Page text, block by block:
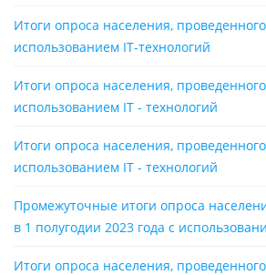
Итоги опроса населения,
использованием IT-технологий
Итоги опроса населения,
использованием IT - технологий
Итоги опроса населения,
использованием IT - технологий
Промежуточные итоги опроса
в 1 полугодии 2023 года с
Итоги опроса населения,